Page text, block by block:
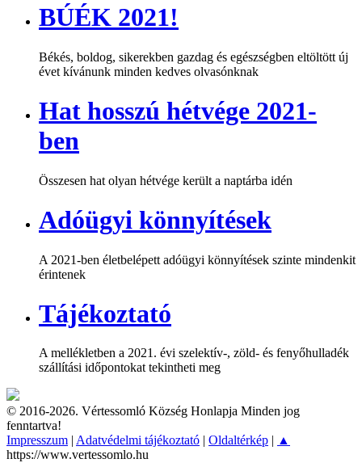
BÚÉK 2021!
Békés, boldog, sikerekben gazdag és egészségben eltöltött új
évet kívánunk minden kedves olvasónknak
Hat hosszú hétvége 2021-
ben
Összesen hat olyan hétvége került a naptárba idén
Adóügyi könnyítések
A 2021-ben életbelépett adóügyi könnyítések szinte mindenkit
érintenek
Tájékoztató
A mellékletben a 2021. évi szelektív-, zöld- és fenyőhulladék
szállítási időpontokat tekintheti meg
© 2016-2026. Vértessomló Község Honlapja Minden jog
fenntartva!
Impresszum Adatvédelmi tájékoztató Oldaltérkép
▲
https://www.vertessomlo.hu